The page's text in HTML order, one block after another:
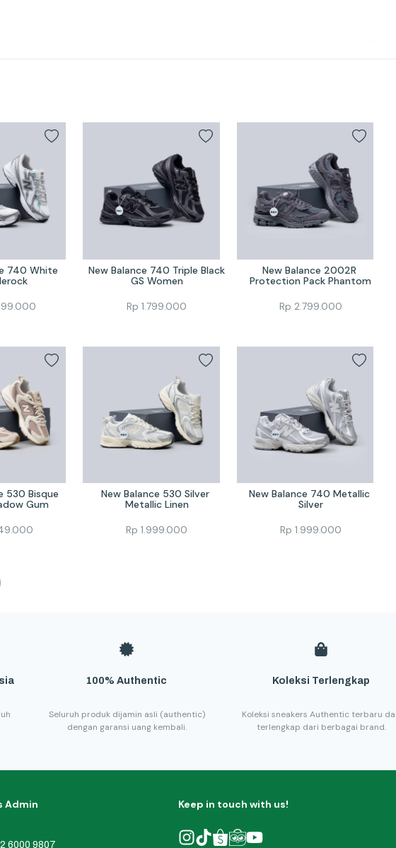
740 White
New Balance 740 Triple Black
GS Women
Rp1.799.000
New Balance 2002R
Protection Pack Phantom
Rp 2.799.000
530 Bisque
Gum
New Balance 530 Silver
Metallic Linen
Rp1.999.000
New Balance 740 Metallic
Silver
Rp 1.999.000
100% Authentic
Seluruh produk dijamin asli (authentic)
dengan garansi uang kembali.
Koleksi Terlengkap
Koleksi sneakers Authentic terbaru
terlengkap dari berbagai brand.
Admin
6000 9807
Keep in touch with us!